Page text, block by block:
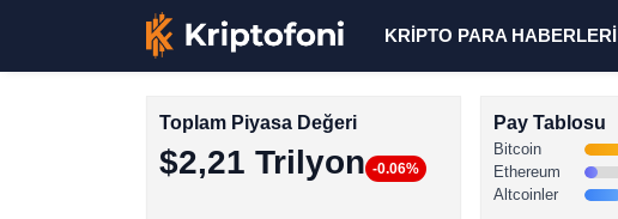
KRİPTO PARA HABERLERİ
Toplam Piyasa Değeri
$2,21 Trilyon -0.06%
Pay Tablosu
Bitcoin
Ethereum
Altcoinler